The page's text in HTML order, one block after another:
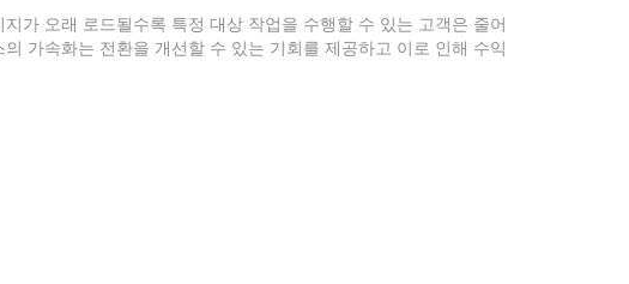
가 오래 로드될수록 특정 대상 작업을 수행할 수 있는 고객은 줄어
가속화는 전환을 개선할 수 있는 기회를 제공하고 이로 인해 수익